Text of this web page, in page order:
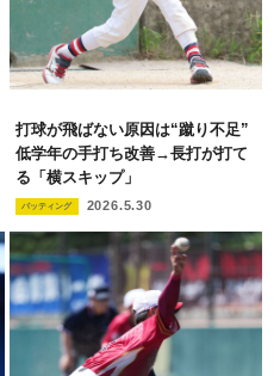
打球が飛ばない原因は“蹴り不足”
低学年の手打ち改善→長打が打て
る「横スキップ」
バッティング 2026.5.30